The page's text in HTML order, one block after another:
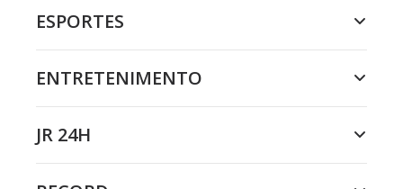
ESPORTES
ENTRETENIMENTO
JR 24H